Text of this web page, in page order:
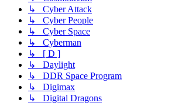
↳ Cyber Attack
↳ Cyber People
↳ Cyber Space
↳ Cyberman
↳ [ D ]
↳ Daylight
↳ DDR Space Program
↳ Digimax
↳ Digital Dragons